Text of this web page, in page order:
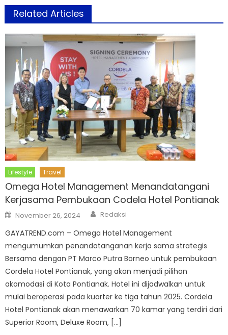
Related Articles
Lifestyle Travel
Omega Hotel Management Menandatangani
Kerjasama Pembukaan Codela Hotel Pontianak
Posted
on
November 26, 2024 Author
Redaksi
GAYATREND.com – Omega Hotel Management
mengumumkan penandatanganan kerja sama strategis
Bersama dengan PT Marco Putra Borneo untuk pembukaan
Cordela Hotel Pontianak, yang akan menjadi pilihan
akomodasi di Kota Pontianak. Hotel ini dijadwalkan untuk
mulai beroperasi pada kuarter ke tiga tahun 2025. Cordela
Hotel Pontianak akan menawarkan 70 kamar yang terdiri dari
Superior Room, Deluxe Room, […]